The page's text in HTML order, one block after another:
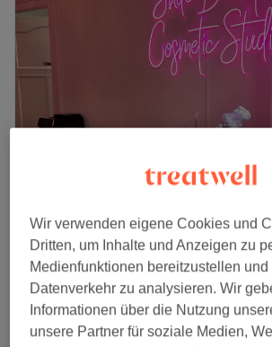
Sade Beauté
4,9
592 Bewertungen
Kaiserin-Augusta-Straße, Berlin
Auf Karte anzeigen
Gesichtsbehandlung - Akne
45 Min.
Wir verwenden eigene Cookies und
Dritten, um Inhalte und Anzeigen zu
Medienfunktionen bereitzustellen und
Datenverkehr zu analysieren. Wir
Informationen über die Nutzung
unsere Partner für soziale Medien,